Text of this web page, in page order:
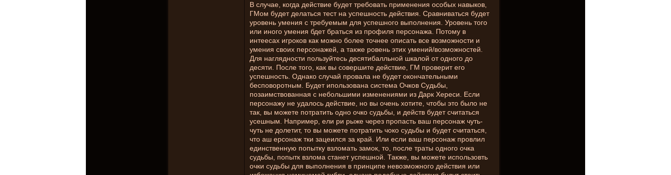
В случае, когда действие будет требовать применения особых навыков,
ГМом будет делаться тест на успешность действия. Сравниваться будет
уровень умения с требуемым для успешного выполнения. Уровень того
или иного умения бдет браться из профиля персонажа. Потому в
интеесах игроков как можно более точнее описать все возможности и
умения своих персонажей, а также ровень этих умений/возможностей.
Для наглядности пользуйтесь десятибалльной шкалой от одного до
десяти. После того, как вы совершите действие, ГМ проверит его
успешность. Однако случай провала не будет окончательными
бесповоротным. Будет ипользована система Очков Судьбы,
позаимствованная с небольшими изменениями из Дарк Хереси. Если
персонажу не удалось действие, но вы очень хотите, чтобы это было не
так, вы можете потратить одно очко судьбы, и действ будет считаться
усешным. Например, ели ри рыже через пропасть ваш персонаж чуть-
чуть не долетит, то вы можете потратить чоко судьбы и будет считаться,
что аш ерсонаж тки зацеился за край. Или если ваш персонаж провлил
единственную попытку взломать замок, то, после траты одного очка
судьбы, попытк взлома станет успешной. Также, вы можете использовть
очки судьбы для выполнения в принципе невозможного действия или